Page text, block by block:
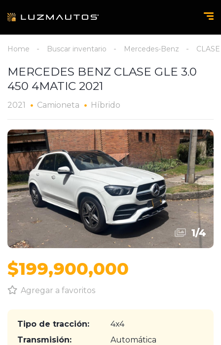
Home Buscar inventario Mercedes-Benz
MERCEDES BENZ CLASE GLE 3.0
450 4MATIC 2021
2021 Camioneta Híbrido
1/4
$199,900,000
Agregar a favoritos
Tipo de tracción:
4x4
Transmisión:
Automática